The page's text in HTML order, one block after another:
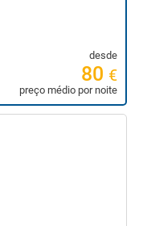
desde
80 €
preço médio por noite